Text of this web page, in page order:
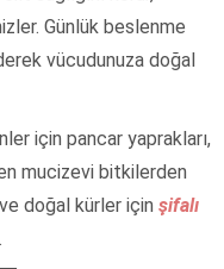
Günlük beslenme
vücudunuza doğal
için pancar yaprakları,
mucizevi bitkilerden
doğal kürler için şifalı